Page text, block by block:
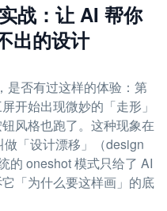
战：让 AI 帮你
出的设计
是否有过这样的体验：第
开始出现微妙的「走形」
风格也跑了。这种现象在
「设计漂移」（design
的 oneshot 模式只给了 AI
「为什么要这样画」的底